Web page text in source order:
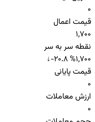
0
قیمت اعمال
1,700
نقطه سر به سر
1,700
↓-20.8 %
قیمت پایانی
0
ارزش معاملات
0